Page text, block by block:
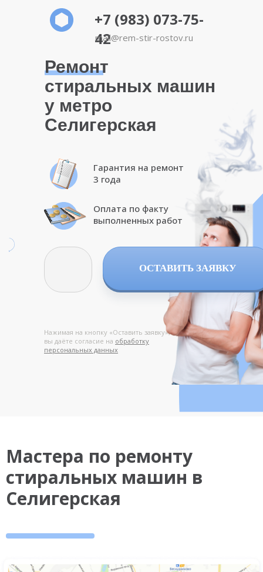
Ремонт
стиральных машин
у метро
Селигерская
Гарантия на ремонт
3 года
Оплата по факту
выполненных работ
Нажимая на кнопку «Оставить заявку»,
вы даёте согласие на обработку
персональных данных
+7 (983) 073-75-
42
mail@rem-stir-rostov.ru
ОСТАВИТЬ ЗАЯВКУ
Мастера по ремонту
стиральных машин в
Селигерская